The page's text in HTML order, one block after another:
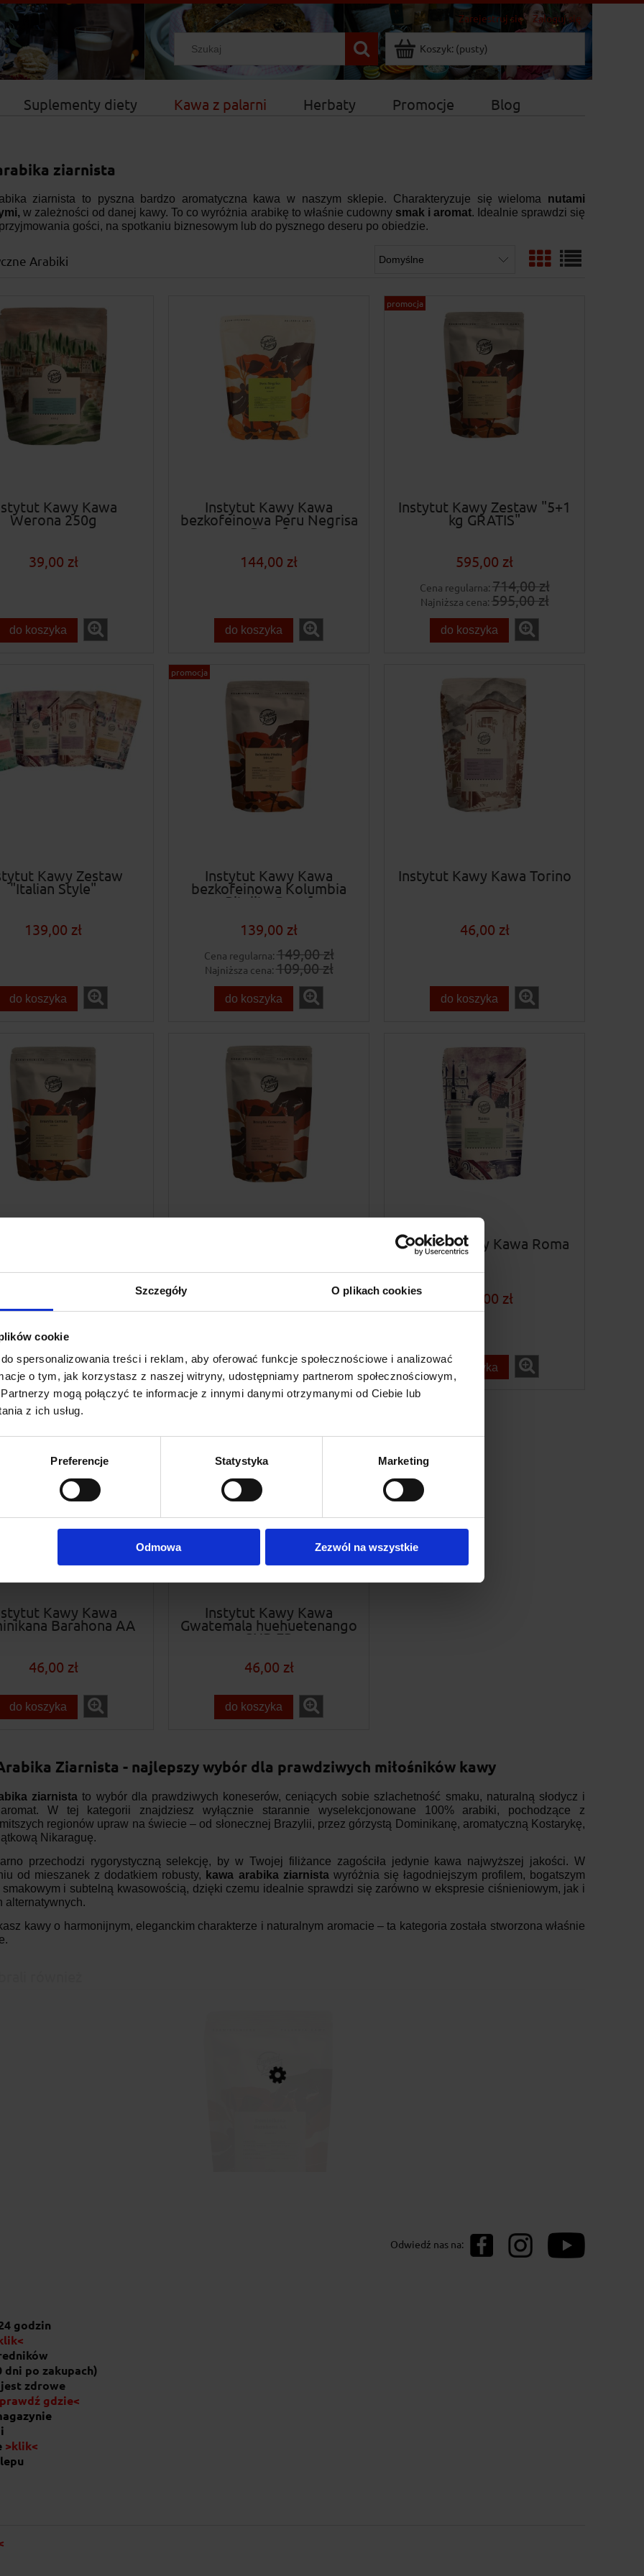
Szczegóły O plikach cookies
cookie
spersonalizowania treści i reklam, aby oferować funkcje społecznościowe i analizować
o tym, jak korzystasz z naszej witryny, udostępniamy partnerom społecznościowym,
mogą połączyć te informacje z innymi danymi otrzymanymi od Ciebie lub
z ich usług.
Preferencje Statystyka Marketing
Odmowa Zezwól na wszystkie
Zarejestruj się Zaloguj się
Koszyk: (pusty)
Suplementy diety Kawa z palarni Herbaty Promocje Blog
ziarnista
ziarnista to pyszna bardzo aromatyczna kawa w naszym sklepie. Charakteryzuje się wieloma nutami
w zależności od danej kawy. To co wyróżnia arabikę to właśnie cudowny smak i aromat. Idealnie sprawdzi się
gości, na spotkaniu biznesowym lub do pysznego deseru po obiedzie.
Arabiki
Kawy Kawa
Werona 250g
39,00 zł
do koszyka
Instytut Kawy Kawa
bezkofeinowa Peru Negrisa
Decaf
144,00 zł
do koszyka
Instytut Kawy Zestaw "5+1
kg GRATIS"
595,00 zł
Cena regularna: 714,00 zł
Najniższa cena: 595,00 zł
do koszyka
promocja
Kawy Zestaw
"Italian Style"
139,00 zł
do koszyka
Instytut Kawy Kawa
bezkofeinowa Kolumbia
Pitalito Decaf
139,00 zł
Cena regularna: 149,00 zł
Najniższa cena: 109,00 zł
do koszyka
promocja
Instytut Kawy Kawa Torino
46,00 zł
do koszyka
cena:97,75 zł
do koszyka do koszyka
Instytut Kawy Kawa Roma
129,00 zł
do koszyka
Kawy Kawa
Barahona AA
46,00 zł
do koszyka
Instytut Kawy Kawa
Gwatemala huehuetenango
SHB EP
46,00 zł
do koszyka
Ziarnista - najlepszy wybór dla prawdziwych miłośników kawy
ziarnista to wybór dla prawdziwych koneserów, ceniących sobie szlachetność smaku, naturalną słodycz i
aromat. W tej kategorii znajdziesz wyłącznie starannie wyselekcjonowane 100% arabiki, pochodzące z
regionów upraw na świecie – od słonecznej Brazylii, przez górzystą Dominikanę, aromatyczną Kostarykę,
Nikaraguę.
przechodzi rygorystyczną selekcję, by w Twojej filiżance zagościła jedynie kawa najwyższej jakości. W
od mieszanek z dodatkiem robusty, kawa arabika ziarnistawyróżnia się łagodniejszym profilem, bogatszym
smakowym i subtelną kwasowością, dzięki czemu idealnie sprawdzi się zarówno w ekspresie ciśnieniowym, jak i
alternatywnych.
kawy o harmonijnym, eleganckim charakterze i naturalnym aromacie – ta kategoria została stworzona właśnie
Odwiedź nas na:
godzin
dni po zakupach)
zdrowe
gdzie<
>klik<